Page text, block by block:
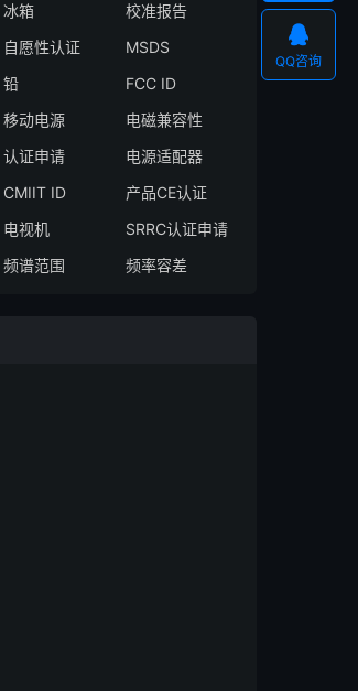
冰箱
校准报告
自愿性认证
MSDS
铅
FCC ID
移动电源
电磁兼容性
认证申请
电源适配器
CMIIT ID
产品CE认证
电视机
SRRC认证申请
频谱范围 频率容差

QQ咨询